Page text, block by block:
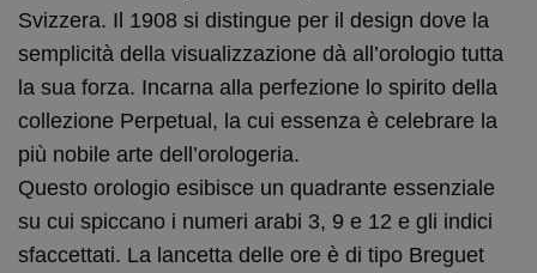
Svizzera. Il 1908 si distingue per il design dove la
semplicità della visualizzazione dà all’orologio tutta
la sua forza. Incarna alla perfezione lo spirito della
collezione Perpetual, la cui essenza è celebrare la
più nobile arte dell’orologeria.
Questo orologio esibisce un quadrante essenziale
su cui spiccano i numeri arabi 3, 9 e 12 e gli indici
sfaccettati. La lancetta delle ore è di tipo Breguet